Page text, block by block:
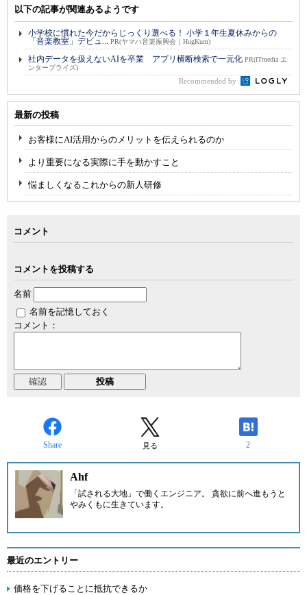
以下の記事が関連あるようです
小学校に慣れた今だからじっくり選べる！ 小学１年生夏休みからの
「音楽教室」デビュ... PR(ヤマハ音楽振興会｜HugKum)
社内データを扱えないAIを卒業 アプリ横断検索で一元化 PR(ITmedia エ
ンタープライズ)
Recommended by
最新の投稿
お客様にAI活用からのメリットを伝えられるのか
より重要になる実際に手を動かすこと
悩ましくなるこれからの新人研修
コメント
コメントを投稿する
名前
名前を記憶しておく
コメント：
Share 見る 2
Ahf
「試される大地」で働くエンジニア。 貪欲に前へ進もうと
やみくもに生きています。
最近のエントリー
価格を下げることに抵抗できるか